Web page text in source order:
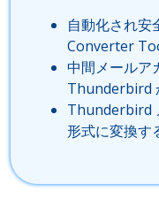
自動化され
Converter
中間メールア
Thunderbird
Thunderbird
形式に変換す